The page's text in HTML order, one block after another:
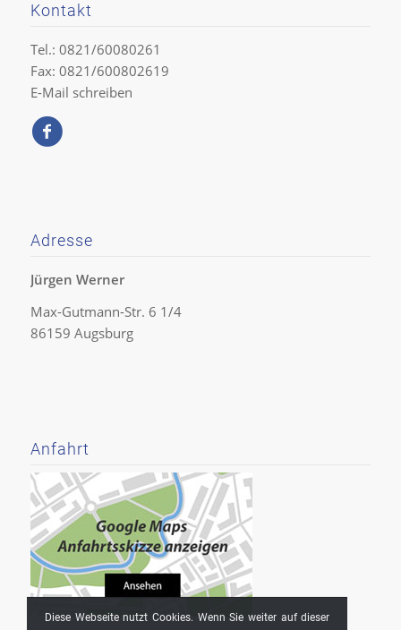
Kontakt
Tel.: 0821/60080261
Fax: 0821/600802619
E-Mail schreiben
Adresse
Jürgen Werner
Max-Gutmann-Str. 6 1/4
86159 Augsburg
Anfahrt
Diese Webseite nutzt Cookies. Wenn Sie weiter auf dieser